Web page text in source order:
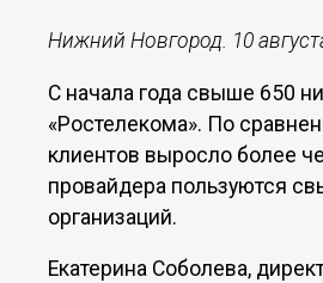
Нижний Новгород. 10
С начала года свыше 650
«Ростелекома». По
клиентов выросло более
провайдера пользуются
организаций.
Екатерина Соболева,